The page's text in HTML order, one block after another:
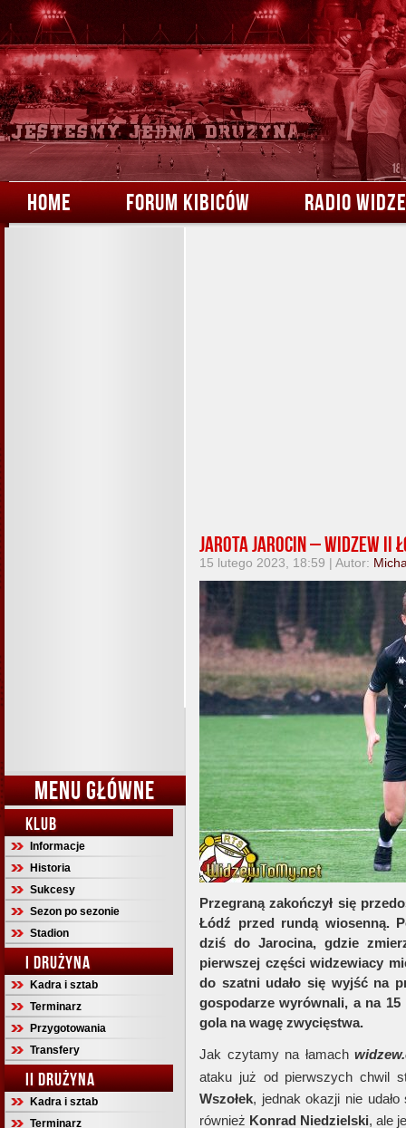
HOME FORUM KIBICÓW RADIO
MENU GŁÓWNE
KLUB
Informacje
Historia
Sukcesy
Sezon po sezonie
Stadion
I DRUŻYNA
Kadra i sztab
Terminarz
Przygotowania
Transfery
II DRUŻYNA
Kadra i sztab
Terminarz
Jarota Jarocin – Widzew II
15 lutego 2023, 18:59 | Autor:
Przegraną zakończył się
Łódź przed rundą wiosenną.
dziś do Jarocina, gdzie
pierwszej części widzewiacy
do szatni udało się wyjść na
gospodarze wyrównali, a na
gola na wagę zwycięstwa.
Jak czytamy na łamach
ataku już od pierwszych chwil
Wszołek, jednak okazji nie
również Konrad Niedzielski, ale